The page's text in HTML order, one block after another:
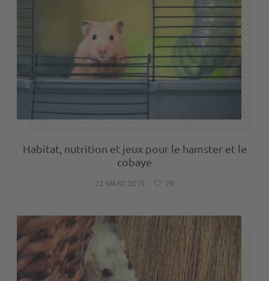
Habitat, nutrition et jeux pour le hamster et le
cobaye
22 MARS 2019 - 29